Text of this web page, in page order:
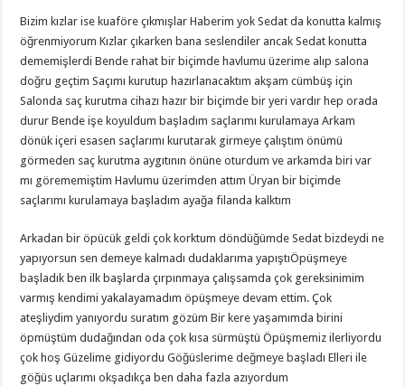
Bizim kızlar ise kuaföre çıkmışlar Haberim yok Sedat da konutta kalmış
öğrenmiyorum Kızlar çıkarken bana seslendiler ancak Sedat konutta
dememişlerdi Bende rahat bir biçimde havlumu üzerime alıp salona
doğru geçtim Saçımı kurutup hazırlanacaktım akşam cümbüş için
Salonda saç kurutma cihazı hazır bir biçimde bir yeri vardır hep orada
durur Bende işe koyuldum başladım saçlarımı kurulamaya Arkam
dönük içeri esasen saçlarımı kurutarak girmeye çalıştım önümü
görmeden saç kurutma aygıtının önüne oturdum ve arkamda biri var
mı görememiştim Havlumu üzerimden attım Üryan bir biçimde
saçlarımı kurulamaya başladım ayağa filanda kalktım
Arkadan bir öpücük geldi çok korktum döndüğümde Sedat bizdeydi ne
yapıyorsun sen demeye kalmadı dudaklarıma yapıştıÖpüşmeye
başladık ben ilk başlarda çırpınmaya çalışsamda çok gereksinimim
varmış kendimi yakalayamadım öpüşmeye devam ettim. Çok
ateşliydim yanıyordu suratım gözüm Bir kere yaşamımda birini
öpmüştüm dudağından oda çok kısa sürmüştü Öpüşmemiz ilerliyordu
çok hoş Güzelime gidiyordu Göğüslerime değmeye başladı Elleri ile
göğüs uçlarımı okşadıkça ben daha fazla azıyordum